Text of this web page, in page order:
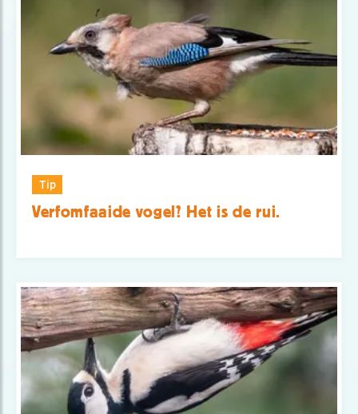
Tip
Verfomfaaide vogel? Het is de rui.